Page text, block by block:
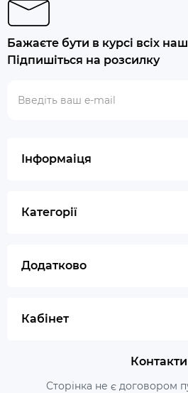
Бажаєте бути в курсі всіх
Підпишіться на розсилку
Інформаіця
Категорії
Додатково
Кабінет
Контакти
Сторінка не є договором